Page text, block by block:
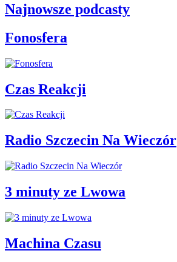
Najnowsze podcasty
Fonosfera
Czas Reakcji
Radio Szczecin Na Wieczór
3 minuty ze Lwowa
Machina Czasu